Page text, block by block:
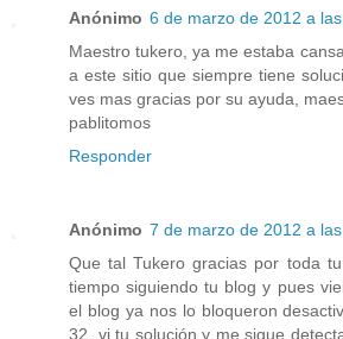
Anónimo 6 de marzo de 2012 a las
Maestro tukero, ya me estaba
a este sitio que siempre tiene
ves mas gracias por su ayuda,
pablitomos
Responder
Anónimo 7 de marzo de 2012 a las
Que tal Tukero gracias por toda
tiempo siguiendo tu blog y pues
el blog ya nos lo bloqueron
32, vi tu solución y me sigue